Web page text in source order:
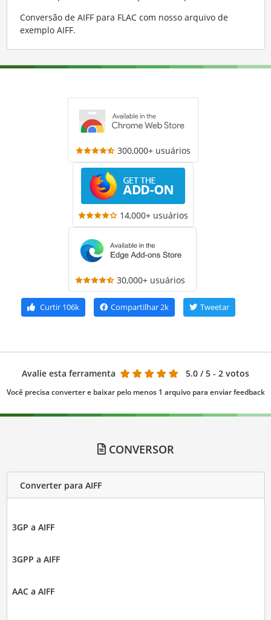
Conversão de AIFF para FLAC com nosso arquivo de
exemplo AIFF.
300,000+ usuários
14,000+ usuários
30,000+ usuários
Curtir 106k Compartilhar2k Tweetar
Avalie esta ferramenta 5.0 / 5 - 2 votos
Você precisa converter e baixar pelo menos 1 arquivo para enviar feedback
CONVERSOR
Converter para AIFF
3GP a AIFF
3GPP a AIFF
AAC a AIFF